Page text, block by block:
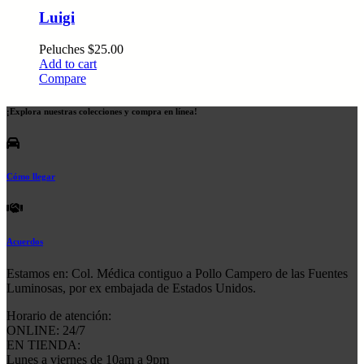
Luigi
Peluches $25.00
Add to cart
Compare
¡Explora nuestras colecciones y compra en línea!
Cómo llegar
Acuerdos
Estamos en: Col. Médica contiguo a Pollo Campero de las Fuentes
Luminosas, por ex embajada de Estados Unidos.
Horario de atención:
ONLINE: 24/7
EN TIENDA:
Lunes a viernes de 10am a 9pm